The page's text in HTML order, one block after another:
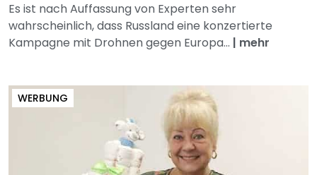
Es ist nach Auffassung von Experten sehr
wahrscheinlich, dass Russland eine konzertierte
Kampagne mit Drohnen gegen Europa... | mehr
WERBUNG